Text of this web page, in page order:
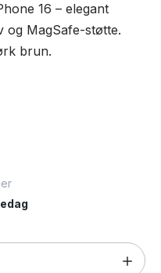
16 – elegant
og MagSafe-støtte.
brun.